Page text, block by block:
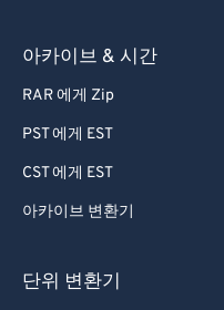
아카이브 & 시간
RAR 에게 Zip
PST 에게 EST
CST 에게 EST
아카이브 변환기
단위 변환기